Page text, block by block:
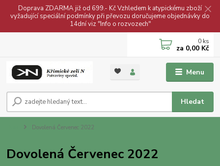
Doprava ZDARMA již od 699.- Kč Vzhledem k atypickému zboží
vyžadující speciální podmínky při převozu doručujeme objednávky do
14dní viz "Info o rozvozech"
Menu
Hledat
0 ks
za 0,00 Kč
Dovolená Červenec 2022
Dovolená Červenec 2022